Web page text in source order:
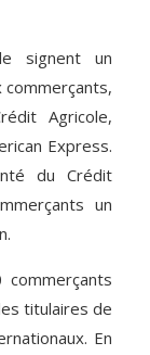
signent un
Agricole,
Express.
du Crédit
un
commerçants
titulaires de
En